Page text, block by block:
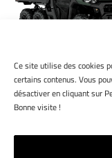
Ce site utilise des cookies
certains contenus. Vous
désactiver en cliquant sur
Bonne visite !
TRAXTER 6X6
2026